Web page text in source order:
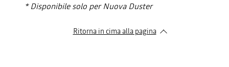
* Disponibile solo per Nuova Duster
Ritorna in cima alla pagina